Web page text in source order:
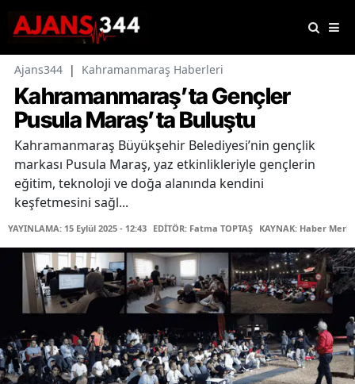
Ajans344 | Kahramanmaraş Haberleri
Kahramanmaraş’ta Gençler
Pusula Maraş’ta Buluştu
Kahramanmaraş Büyükşehir Belediyesi’nin gençlik
markası Pusula Maraş, yaz etkinlikleriyle gençlerin
eğitim, teknoloji ve doğa alanında kendini
keşfetmesini sağl...
YAYINLAMA: 15 Eylül 2025 - 12:43 EDİTÖR: Fatma TOPTAŞ KAYNAK: Haber